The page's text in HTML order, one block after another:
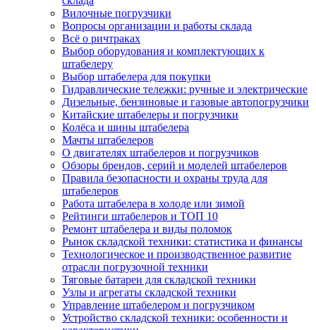
Вилочные погрузчики
Вопросы организации и работы склада
Всё о ричтраках
Выбор оборудования и комплектующих к
штабелеру
Выбор штабелера для покупки
Гидравлические тележки: ручные и электрические
Дизельные, бензиновые и газовые автопогрузчики
Китайские штабелеры и погрузчики
Колёса и шины штабелера
Мачты штабелеров
О двигателях штабелеров и погрузчиков
Обзоры брендов, серий и моделей штабелеров
Правила безопасности и охраны труда для
штабелеров
Работа штабелера в холоде или зимой
Рейтинги штабелеров и ТОП 10
Ремонт штабелера и виды поломок
Рынок складской техники: статистика и финансы
Технологическое и производственное развитие
отрасли погрузочной техники
Тяговые батареи для складской техники
Узлы и агрегаты складской техники
Управление штабелером и погрузчиком
Устройство складской техники: особенности и